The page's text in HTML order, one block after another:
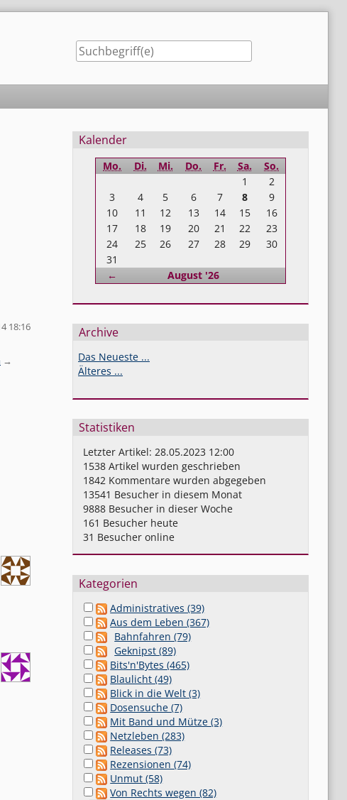
18:16
Seitenleiste
Kalender
Mo. Di. Mi. Do. Fr. Sa. So.
← August '26
1
2
3
4 5 6 7 8
9
10
11 12 13 14 15
16
17
18 19 20 21 22
23
24
25 26 27 28 29
30
31
Archive
Das Neueste ...
Älteres ...
Statistiken
Letzter Artikel: 28.05.2023 12:00
1538Artikel wurden geschrieben
1842Kommentare wurden abgegeben
13541 Besucher in diesem Monat
9888Besucher in dieser Woche
161 Besucher heute
31 Besucher online
Kategorien
Administratives (39)
Aus dem Leben (367)
Bahnfahren (79)
Geknipst (89)
Bits'n'Bytes (465)
Blaulicht (49)
Blick in die Welt (3)
Dosensuche (7)
Mit Band und Mütze (3)
Netzleben (283)
Releases (73)
Rezensionen (74)
Unmut (58)
Von Rechts wegen (82)